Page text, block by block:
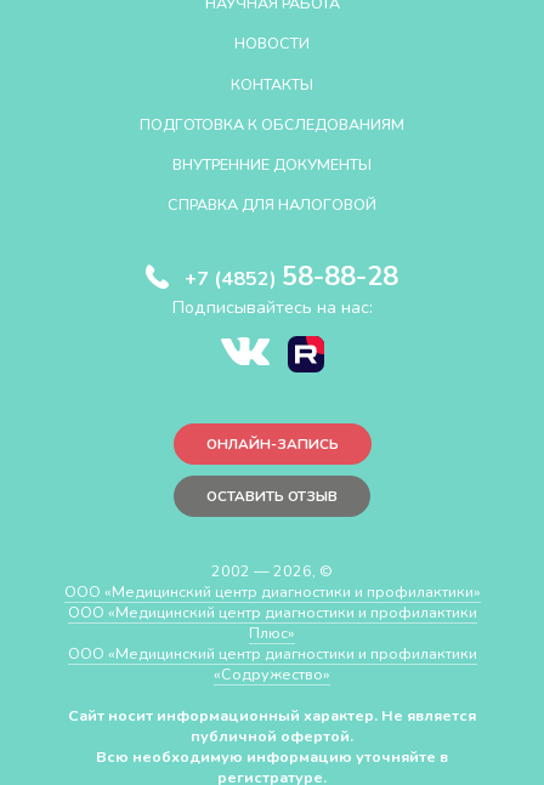
НОВОСТИ
КОНТАКТЫ
ПОДГОТОВКА К ОБСЛЕДОВАНИЯМ
ВНУТРЕННИЕ ДОКУМЕНТЫ
СПРАВКА ДЛЯ НАЛОГОВОЙ
+7 (4852) 58-88-28
Подписывайтесь на нас:
ОНЛАЙН-ЗАПИСЬ
ОСТАВИТЬ ОТЗЫВ
2002 — 2026, ©
ООО «Медицинский центр диагностики и профилактики»
ООО «Медицинский центр диагностики и профилактики
Плюс»
ООО «Медицинский центр диагностики и профилактики
«Cодружество»
Сайт носит информационный характер. Не является
публичной офертой.
Всю необходимую информацию уточняйте в
регистратуре.